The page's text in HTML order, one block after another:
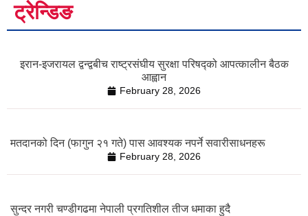
ट्रेन्डिङ
इरान-इजरायल द्वन्द्वबीच राष्ट्रसंघीय सुरक्षा परिषद्को आपत्कालीन बैठक
आह्वान
February 28, 2026
मतदानको दिन (फागुन २१ गते) पास आवश्यक नपर्ने सवारीसाधनहरू
February 28, 2026
सुन्दर नगरी चण्डीगढमा नेपाली प्रगतिशील तीज धमाका हुदै